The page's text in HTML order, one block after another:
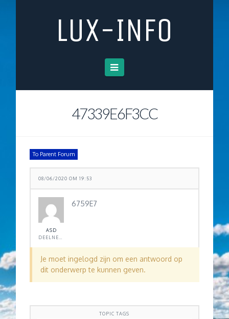
LUX-INFO
Navigation
47339E6F3CC
To Parent Forum
08/06/2020 OM 19:53
ASD
6759E7
Je moet ingelogd zijn om een antwoord op
dit onderwerp te kunnen geven.
TOPIC TAGS